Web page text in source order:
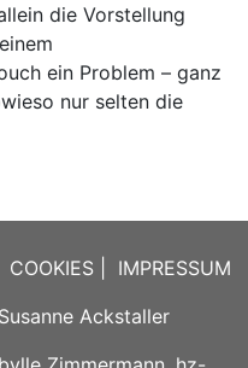
die Vorstellung
ein Problem – ganz
nur selten die
COOKIES
IMPRESSUM
Ackstaller